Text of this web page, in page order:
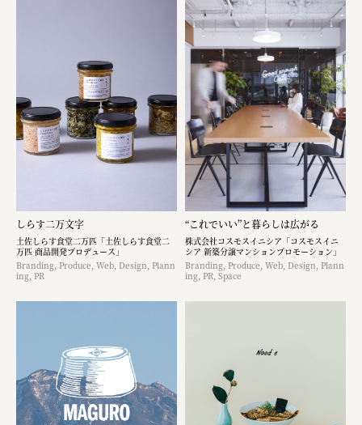
しらす二万文字
土佐しらす食堂二万匹「土佐しらす食堂二
万匹 商品開発プロデュース」
Branding, Produce, Web, Design, Plann
ing, PR
“これでいい”と暮らしは広がる
株式会社コスモスイニシア「コスモスイニ
シア 新築分譲マンションプロモーション」
Branding, Produce, Web, Design, Plann
ing, PR, Space